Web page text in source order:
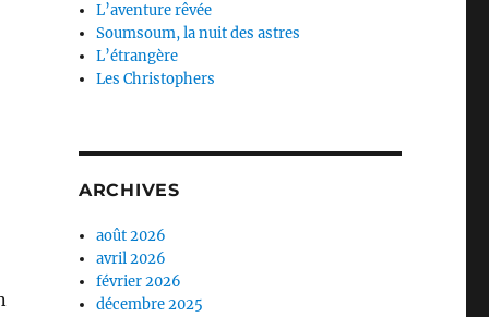
L’aventure rêvée
Soumsoum, la nuit des astres
L’étrangère
Les Christophers
ARCHIVES
août 2026
avril 2026
février 2026
décembre 2025